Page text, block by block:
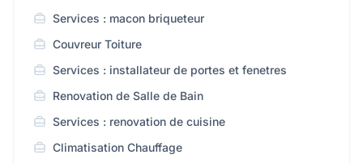
Services : macon briqueteur
Couvreur Toiture
Services : installateur de portes et fenetres
Renovation de Salle de Bain
Services : renovation de cuisine
Climatisation Chauffage